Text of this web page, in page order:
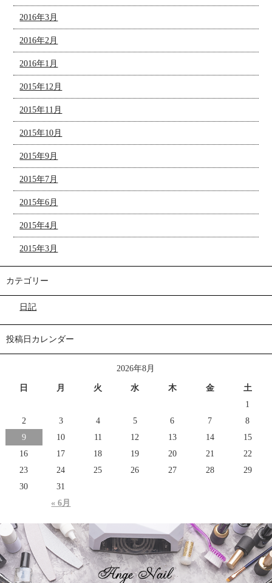
2016年3月
2016年2月
2016年1月
2015年12月
2015年11月
2015年10月
2015年9月
2015年7月
2015年6月
2015年4月
2015年3月
カテゴリー
日記
投稿日カレンダー
2026年8月
日 月 火 水 木 金 土
« 6月
1
2
3 4 5 6 7
8
9
10 11 12 13 14
15
16
17 18 19 20 21
22
23
24 25 26 27 28
29
30
31